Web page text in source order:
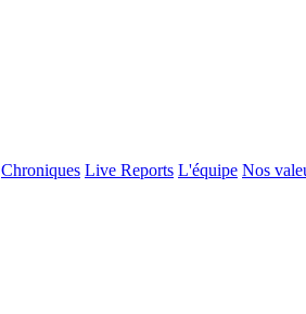
Chroniques Live Reports L'équipe Nos